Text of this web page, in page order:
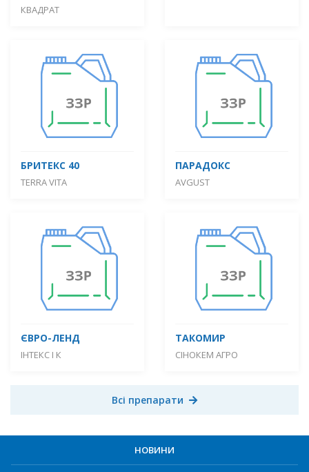
КВАДРАТ
БРИТЕКС 40
TERRA VITA
ПАРАДОКС
AVGUST
ЄВРО-ЛЕНД
ІНТЕКС І К
ТАКОМИР
СІНОКЕМ АГРО
Всі препарати
НОВИНИ